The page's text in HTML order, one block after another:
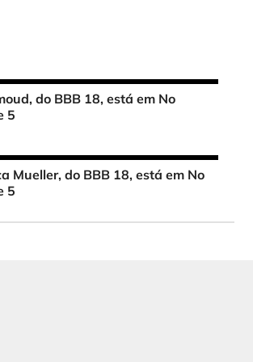
do BBB 18, está em No
5
Mueller, do BBB 18, está em No
5